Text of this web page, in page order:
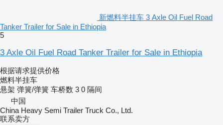
新燃料半挂车 3 Axle Oil Fuel Road
Tanker Trailer for Sale in Ethiopia
5
3 Axle Oil Fuel Road Tanker Trailer for Sale in Ethiopia
根据请求提供价格
燃料半挂车
悬架 弹簧/弹簧 车桥数 3 0 隔间
中国
China Heavy Semi Trailer Truck Co., Ltd.
联系卖方